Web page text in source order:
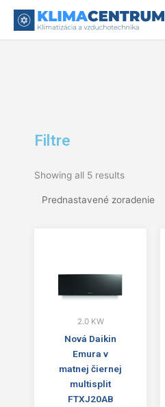
Filtre
Showing all 5 results
2.0 KW
Nová Daikin
Emura v
matnej čiernej
multisplit
FTXJ20AB